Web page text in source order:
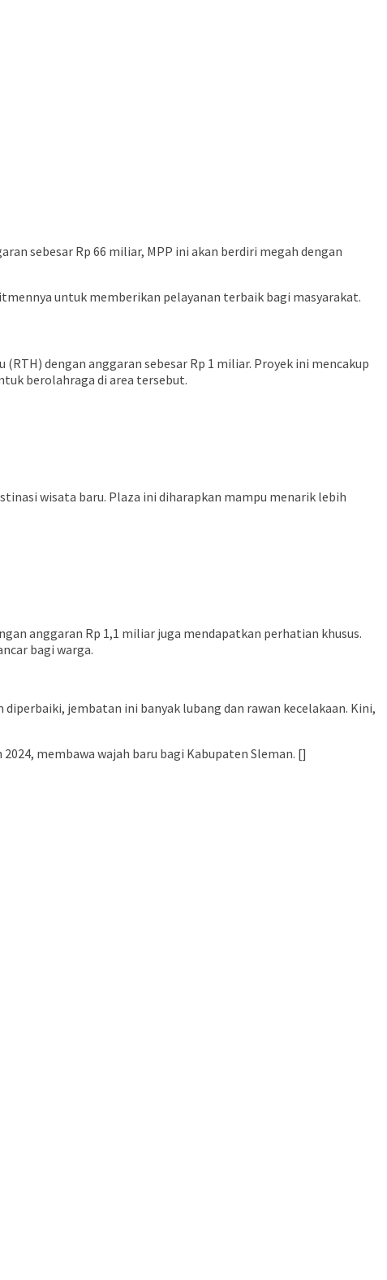
sebesar Rp 66 miliar, MPP ini akan berdiri megah dengan
untuk memberikan pelayanan terbaik bagi masyarakat.
dengan anggaran sebesar Rp 1 miliar. Proyek ini mencakup
berolahraga di area tersebut.
wisata baru. Plaza ini diharapkan mampu menarik lebih
anggaran Rp 1,1 miliar juga mendapatkan perhatian khusus.
bagi warga.
jembatan ini banyak lubang dan rawan kecelakaan. Kini,
membawa wajah baru bagi Kabupaten Sleman. []